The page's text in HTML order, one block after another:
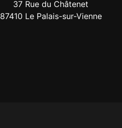
37 Rue du Châtenet
87410 Le Palais-sur-Vienne